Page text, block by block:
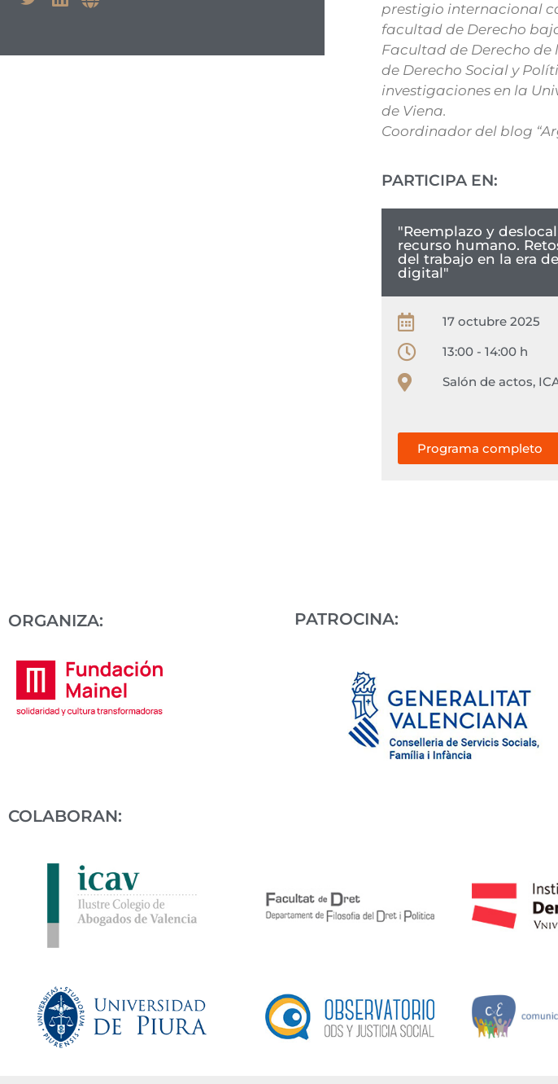
prestigio internacional
facultad de Derecho
Facultad de Derecho de
de Derecho Social y
investigaciones en la
de Viena.
Coordinador del blog
PARTICIPA EN:
"Reemplazo y
recurso humano.
del trabajo en la era
digital"
17 octubre 2025
13:00 - 14:00 h
Salón de actos,
Programa completo
ORGANIZA: PATROCINA:
COLABORAN: